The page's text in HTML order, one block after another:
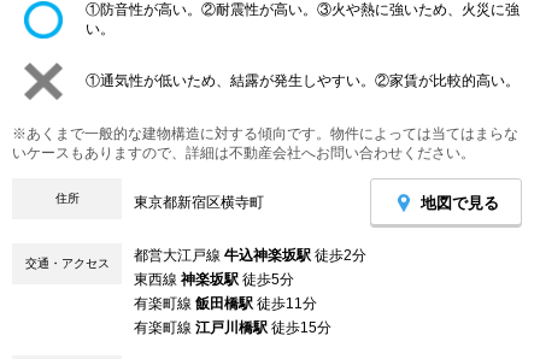
①防音性が高い。②耐震性が高い。③火や熱に強いため、火災に強
い。
①通気性が低いため、結露が発生しやすい。②家賃が比較的高い。
※あくまで一般的な建物構造に対する傾向です。物件によっては当てはまらな
いケースもありますので、詳細は不動産会社へお問い合わせください。
住所 東京都新宿区横寺町 地図で見る
交通・アクセス 都営大江戸線 牛込神楽坂駅 徒歩2分
東西線 神楽坂駅 徒歩5分
有楽町線 飯田橋駅 徒歩11分
有楽町線 江戸川橋駅 徒歩15分